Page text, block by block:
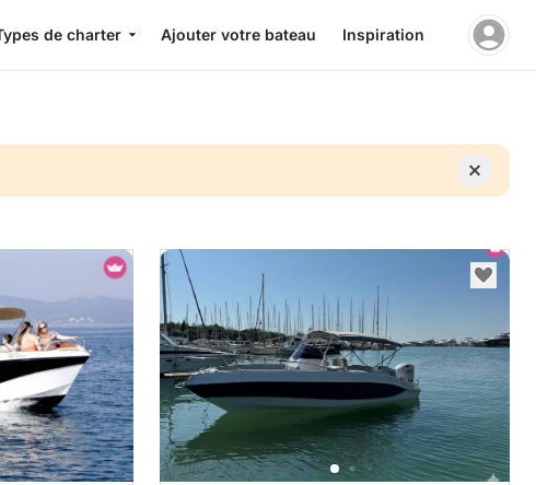
de charter Ajouter votre bateau Inspiration